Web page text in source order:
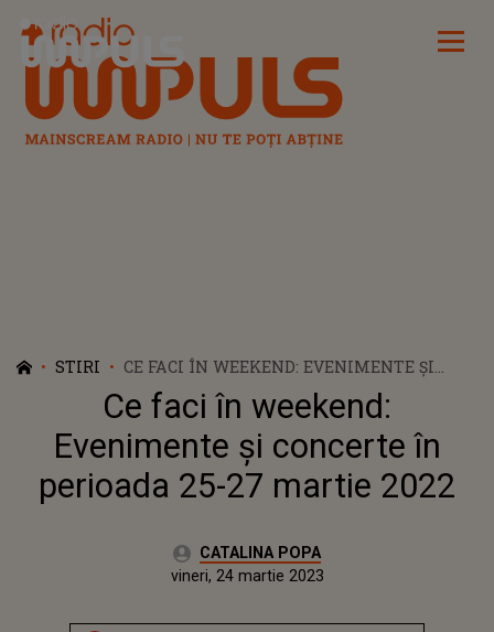
Radio Impuls
STIRI
CE FACI ÎN WEEKEND: EVENIMENTE ŞI
CONCERTE ÎN PERIOADA 25-27 MARTIE
2022
Ce faci în weekend:
Evenimente şi concerte în
perioada 25-27 martie 2022
Autor:CATALINA POPA
Actualizat:
vineri, 24 martie 2023